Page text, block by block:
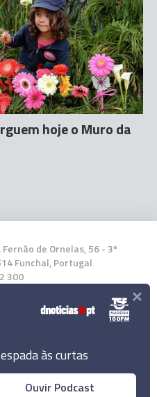
hoje o Muro da
Fernão de Ornelas, 56 - 3º
Funchal, Portugal
300
App
às curtas
Ouvir Podcast
×